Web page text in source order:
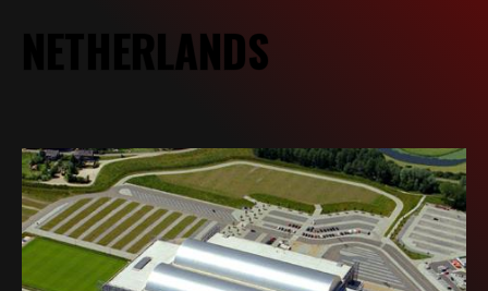
NEWS
RAMMSTEIN
SEIDBEREIT
NETHERLANDS